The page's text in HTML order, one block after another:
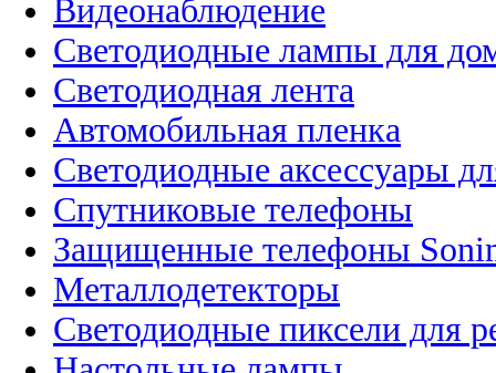
Видеонаблюдение
Светодиодные лампы для
Светодиодная лента
Автомобильная пленка
Светодиодные аксессуары
Спутниковые телефоны
Защищенные телефоны
Металлодетекторы
Светодиодные пиксели для